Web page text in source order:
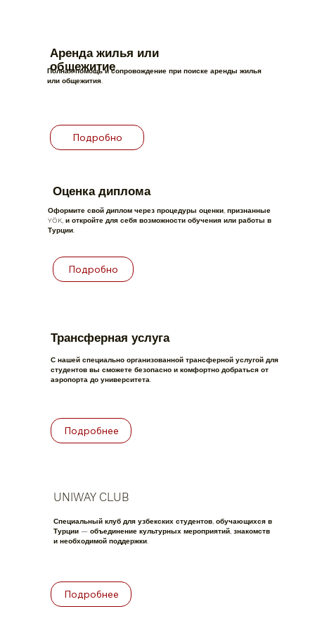
Оценка диплома
Оформите свой диплом через процедуры оценки, признанные
YÖK, и откройте для себя возможности обучения или работы в
Турции.
Подробно
Аренда жилья или
общежитие
Полная помощь и сопровождение при поиске аренды жилья
или общежития.
Подробно
UNIWAY CLUB
Специальный клуб для узбекских студентов, обучающихся в
Турции — объединение культурных мероприятий, знакомств
и необходимой поддержки.
Подробнее
Трансферная услуга
С нашей специально организованной трансферной услугой для
студентов вы сможете безопасно и комфортно добраться от
аэропорта до университета.
Подробнее